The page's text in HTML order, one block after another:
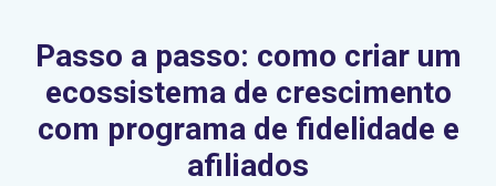
Passo a passo: como criar um
ecossistema de crescimento
com programa de fidelidade e
afiliados